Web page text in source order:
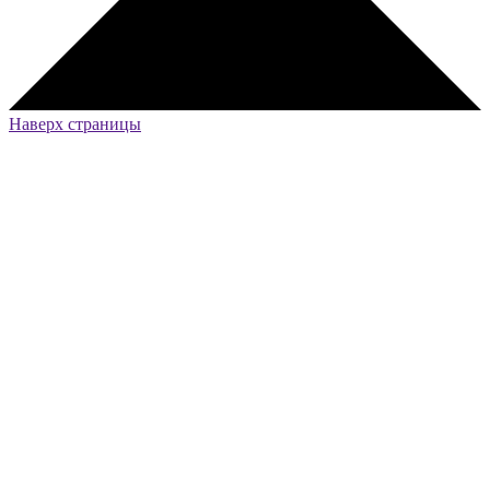
Наверх страницы